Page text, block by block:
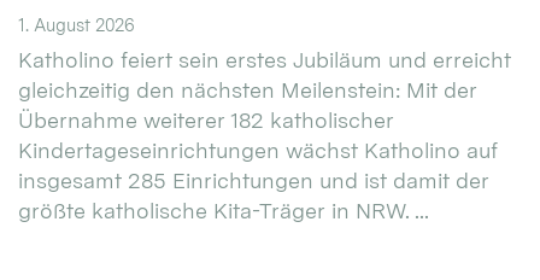
1. August 2026
Katholino feiert sein erstes Jubiläum und erreicht
gleichzeitig den nächsten Meilenstein: Mit der
Übernahme weiterer 182 katholischer
Kindertageseinrichtungen wächst Katholino auf
insgesamt 285 Einrichtungen und ist damit der
größte katholische Kita-Träger in NRW. ...